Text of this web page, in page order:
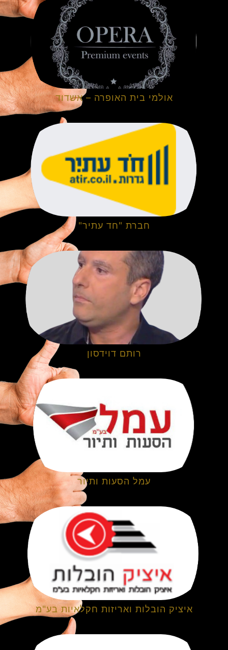
אולמי בית האופרה – אשדוד
חברת "חד עתיר"
רותם דוידסון
עמל הסעות ותיור
איציק הובלות ואריזות חקלאיות בע"מ